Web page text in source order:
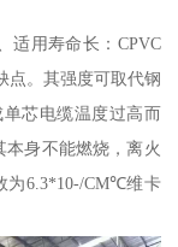
适用寿命长：CPVC
点。其强度可取代钢
芯电缆温度过高而
本身不能燃烧，离火
为6.3*10-/CM℃维卡